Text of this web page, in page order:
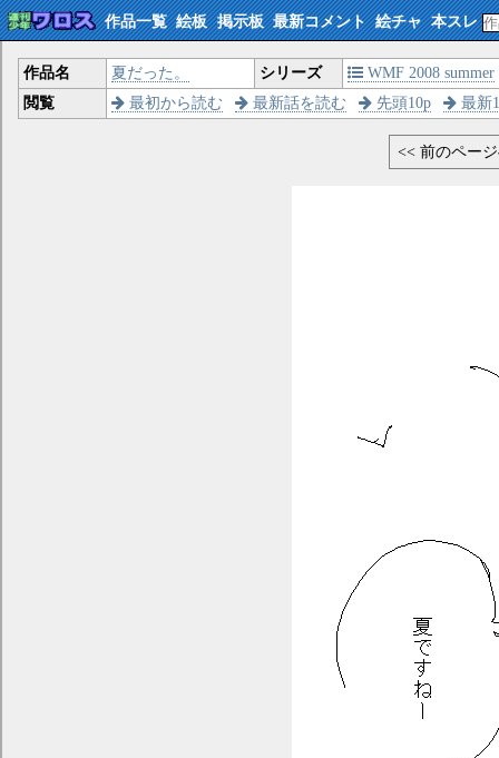
作品一覧 絵板 掲示板 最新コメント 絵チャ 本スレ
作品名 夏だった。 シリーズ
WMF 2008 summer
閲覧
最初から読む 最新話を読む 先頭10p 最新
<< 前のペー